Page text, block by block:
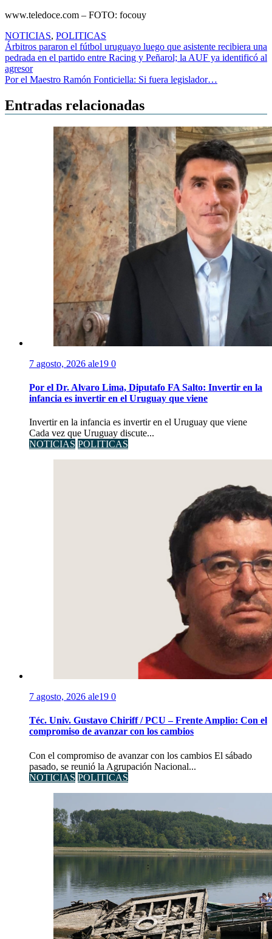
www.teledoce.com – FOTO: focouy
NOTICIAS, POLITICAS
Navegación
de
entradas
Árbitros pararon el fútbol uruguayo luego que asistente recibiera una
pedrada en el partido entre Racing y Peñarol; la AUF ya identificó al
agresor
Por el Maestro Ramón Fonticiella: Si fuera legislador…
Entradas relacionadas
7 agosto, 2026 ale19 0
Por el Dr. Alvaro Lima, Diputafo FA Salto: Invertir en la
infancia es invertir en el Uruguay que viene
Invertir en la infancia es invertir en el Uruguay que viene
Cada vez que Uruguay discute...
NOTICIAS POLITICAS
7 agosto, 2026 ale19 0
Téc. Univ. Gustavo Chiriff / PCU – Frente Amplio: Con el
compromiso de avanzar con los cambios
Con el compromiso de avanzar con los cambios El sábado
pasado, se reunió la Agrupación Nacional...
NOTICIAS POLITICAS